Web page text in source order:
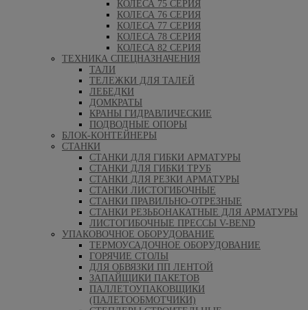
КОЛЕСА 75 СЕРИЯ
КОЛЕСА 76 СЕРИЯ
КОЛЕСА 77 СЕРИЯ
КОЛЕСА 78 СЕРИЯ
КОЛЕСА 82 СЕРИЯ
ТЕХНИКА СПЕЦНАЗНАЧЕНИЯ
ТАЛИ
ТЕЛЕЖКИ ДЛЯ ТАЛЕЙ
ЛЕБЕДКИ
ДОМКРАТЫ
КРАНЫ ГИДРАВЛИЧЕСКИЕ
ПОДВОДНЫЕ ОПОРЫ
БЛОК-КОНТЕЙНЕРЫ
СТАНКИ
СТАНКИ ДЛЯ ГИБКИ АРМАТУРЫ
СТАНКИ ДЛЯ ГИБКИ ТРУБ
СТАНКИ ДЛЯ РЕЗКИ АРМАТУРЫ
СТАНКИ ЛИСТОГИБОЧНЫЕ
СТАНКИ ПРАВИЛЬНО-ОТРЕЗНЫЕ
СТАНКИ РЕЗЬБОНАКАТНЫЕ ДЛЯ АРМАТУРЫ
ЛИСТОГИБОЧНЫЕ ПРЕССЫ V-BEND
УПАКОВОЧНОЕ ОБОРУДОВАНИЕ
ТЕРМОУСАДОЧНОЕ ОБОРУДОВАНИЕ
ГОРЯЧИЕ СТОЛЫ
ДЛЯ ОБВЯЗКИ ПП ЛЕНТОЙ
ЗАПАЙЩИКИ ПАКЕТОВ
ПАЛЛЕТОУПАКОВЩИКИ
(ПАЛЕТООБМОТЧИКИ)